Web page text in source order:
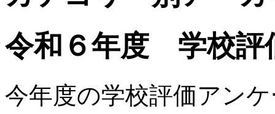
令和６年度 学校評
今年度の学校評価アン